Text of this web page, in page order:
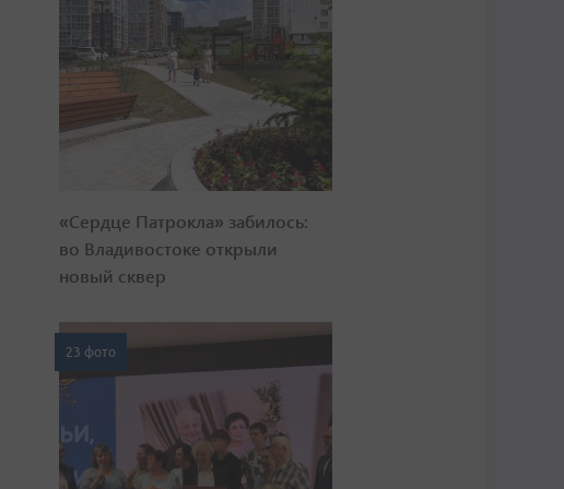
«Сердце Патрокла» забилось:
во Владивостоке открыли
новый сквер
23 фото